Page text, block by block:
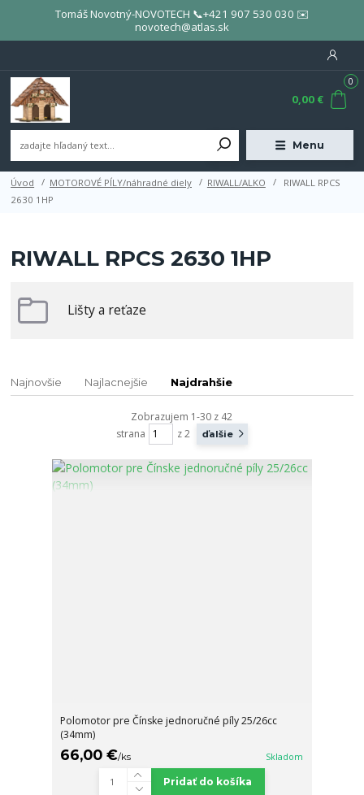
Tomáš Novotný-NOVOTECH 📞+421 907 530 030 ✉️
novotech@atlas.sk
Menu
0
0,00 €
Úvod MOTOROVÉ PÍLY/náhradné diely RIWALL/ALKO
RIWALL RPCS
2630 1HP
RIWALL RPCS 2630 1HP
Lišty a reťaze
Najnovšie Najlacnejšie Najdrahšie
Zobrazujem 1-30 z 42
strana
z 2 ďalšie
Polomotor pre Čínske jednoručné píly 25/26cc
(34mm)
66,00 €/ks Skladom
Pridať do košíka